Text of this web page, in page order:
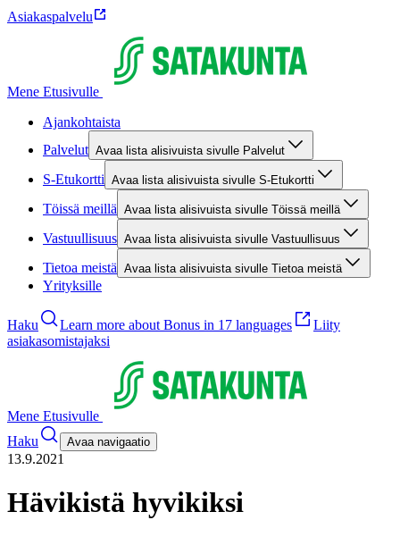
Asiakaspalvelu
Mene Etusivulle
Ajankohtaista
Palvelut Avaa lista alisivuista sivulle Palvelut
S-Etukortti Avaa lista alisivuista sivulle S-Etukortti
Töissä meillä Avaa lista alisivuista sivulle Töissä meillä
Vastuullisuus Avaa lista alisivuista sivulle Vastuullisuus
Tietoa meistä Avaa lista alisivuista sivulle Tietoa meistä
Yrityksille
Haku Learn more about Bonus in 17 languages
Liity
asiakasomistajaksi
Mene Etusivulle
Haku
Avaa navigaatio
13.9.2021
Hävikistä hyvikiksi